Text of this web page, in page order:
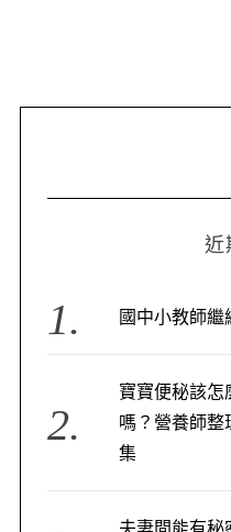
近
國中小教師繼
寶寶便秘該怎
嗎？營養師整
集